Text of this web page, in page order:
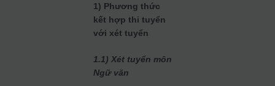
1) Phương thức
kết hợp thi tuyển
với xét tuyển
1.1) Xét tuyển môn
Ngữ văn